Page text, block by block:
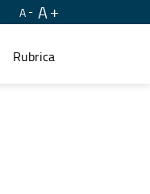
A A
Rubrica